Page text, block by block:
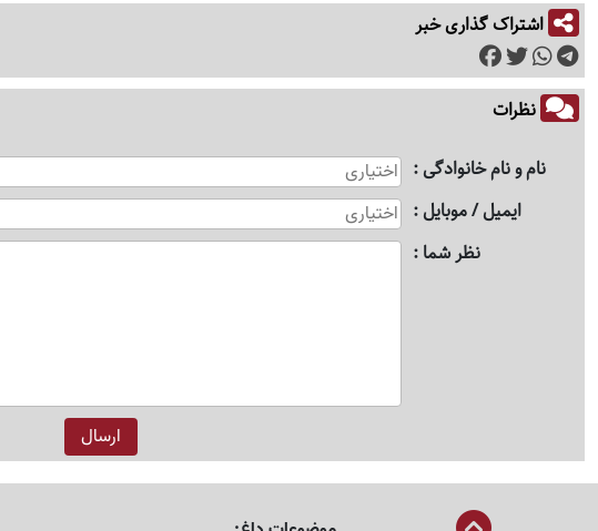
اشتراک گذاری خبر
نظرات
نام و نام خانوادگی
ایمیل / موبایل
نظر شما